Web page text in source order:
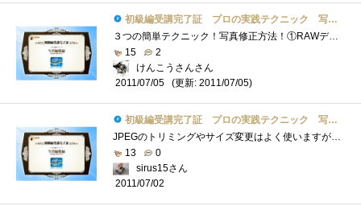
初級編受講完了証 プロの実践テクニック 写真編集編
３つの簡単テクニック！写真修正方法！①RAWデータからJPGへの一括自動変換②携帯電話で撮影した画像の明るさやホワイトバランスの調整③意図�...
15
2
けんこうさんさん
2011/07/05
(更新: 2011/07/05)
初級編受講完了証 プロの実践テクニック 写真編集編
JPEGのトリミングやサイズ変更はよく使いますが、編集向きとされるRAWデータはほとんど扱いません（容量が大きくなってしまうのと対応機器が貧�...
13
0
sirus15さん
2011/07/02